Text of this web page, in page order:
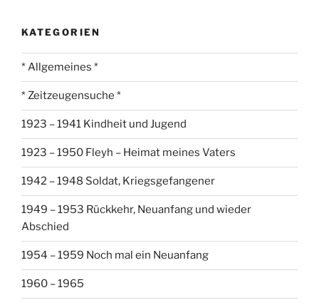
KATEGORIEN
* Allgemeines *
* Zeitzeugensuche *
1923 – 1941 Kindheit und Jugend
1923 – 1950 Fleyh – Heimat meines Vaters
1942 – 1948 Soldat, Kriegsgefangener
1949 – 1953 Rückkehr, Neuanfang und wieder
Abschied
1954 – 1959 Noch mal ein Neuanfang
1960 – 1965